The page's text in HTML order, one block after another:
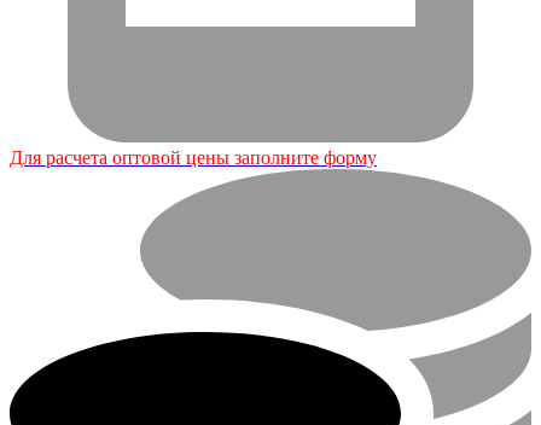
Для расчета оптовой цены заполните форму